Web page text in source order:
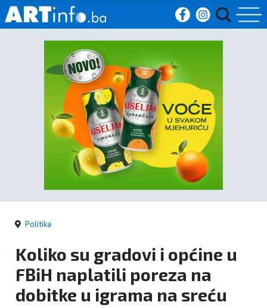
Početna
Sport
kronika
Politika
Zanimljivosti
Politika
Koliko su gradovi i općine u
FBiH naplatili poreza na
dobitke u igrama na sreću